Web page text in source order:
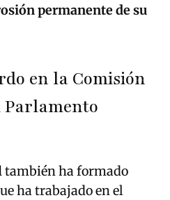
permanente de su
en la Comisión
Parlamento
también ha formado
ha trabajado en el